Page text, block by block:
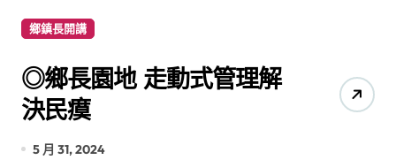
鄉鎮長開講
◎鄉長園地 走動式管理解
決民瘼
5 月 31, 2024